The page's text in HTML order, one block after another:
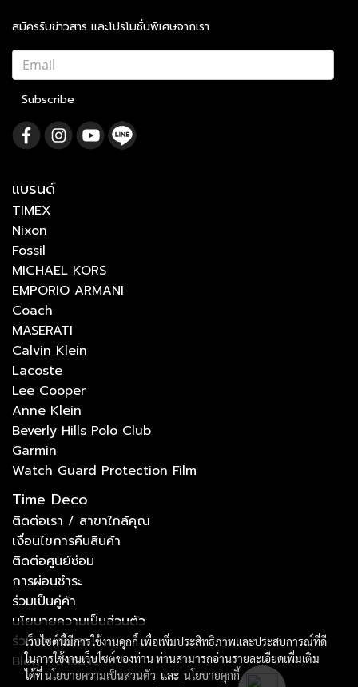
สมัครรับข่าวสาร และโปรโมชั่นพิเศษจากเรา
Subscribe
แบรนด์
TIMEX
Nixon
Fossil
MICHAEL KORS
EMPORIO ARMANI
Coach
MASERATI
Calvin Klein
Lacoste
Lee Cooper
Anne Klein
Beverly Hills Polo Club
Garmin
Watch Guard Protection Film
Time Deco
ติดต่อเรา / สาขาใกล้คุณ
เงื่อนไขการคืนสินค้า
ติดต่อศูนย์ซ่อม
การผ่อนชำระ
ร่วมเป็นคู่ค้า
นโยบายความเป็นส่วนตัว
ร่วมงานกับเรา
Blog / ข่าวสาร
เว็บไซต์นี้มีการใช้งานคุกกี้ เพื่อเพิ่มประสิทธิภาพและประสบการณ์ที่ดี
ในการใช้งานเว็บไซต์ของท่าน ท่านสามารถอ่านรายละเอียดเพิ่มเติม
ได้ที่นโยบายความเป็นส่วนตัว และ นโยบายคุกกี้